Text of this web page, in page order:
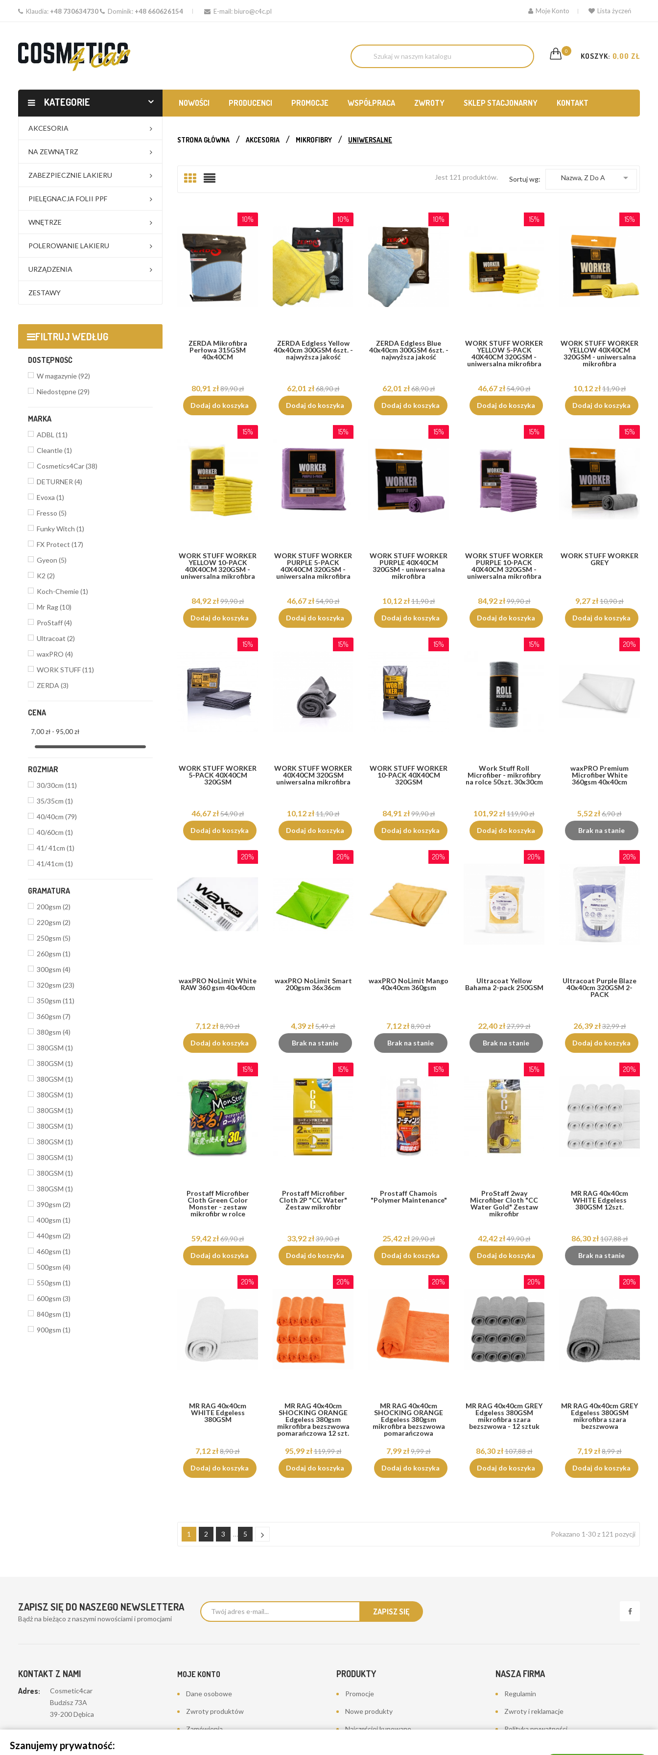
Klaudia: +48 730634730 Dominik: +48 660626154 E-mail: biuro@c4c.pl Moje Konto Lista życzeń
0
KOSZYK: 0,00 ZŁ
KATEGORIE NOWOŚCI PRODUCENCI PROMOCJE WSPÓŁPRACA ZWROTY SKLEP STACJONARNY KONTAKT
AKCESORIA
NA ZEWNĄTRZ
ZABEZPIECZNIE LAKIERU
PIELĘGNACJA FOLII PPF
WNĘTRZE
POLEROWANIE LAKIERU
URZĄDZENIA
ZESTAWY
FILTRUJ WEDŁUG
DOSTĘPNOŚĆ
W magazynie(92)
Niedostępne(29)
MARKA
ADBL (11)
Cleantle(1)
Cosmetics4Car(38)
DETURNER (4)
Evoxa (1)
Fresso (5)
Funky Witch (1)
FX Protect (17)
Gyeon (5)
K2 (2)
Koch-Chemie(1)
Mr Rag(10)
ProStaff(4)
Ultracoat (2)
waxPRO (4)
WORK STUFF(11)
ZERDA (3)
CENA
7,00 zł - 95,00 zł
ROZMIAR
30/30cm (11)
35/35cm (1)
40/40cm (79)
40/60cm (1)
41/ 41cm (1)
41/41cm (1)
GRAMATURA
200gsm (2)
220gsm (2)
250gsm (5)
260gsm (1)
300gsm (4)
320gsm (23)
350gsm (11)
360gsm (7)
380gsm (4)
380GSM (1)
380GSM (1)
380GSM (1)
380GSM (1)
380GSM (1)
380GSM (1)
380GSM (1)
380GSM (1)
380GSM (1)
380GSM (1)
390gsm (2)
400gsm (1)
440gsm (2)
460gsm (1)
500gsm (4)
550gsm (1)
600gsm (3)
840gsm (1)
900gsm (1)
STRONA GŁÓWNA AKCESORIA MIKROFIBRY UNIWERSALNE
Jest 121 produktów. Sortuj wg: Nazwa, Z Do A 
10%
ZERDA Mikrofibra
Perłowa 315GSM
40x40CM
80,91 zł89,90 zł
Dodaj do koszyka
10%
ZERDA Edgless Yellow
40x40cm 300GSM 6szt. -
najwyższa jakość
62,01 zł68,90 zł
Dodaj do koszyka
10%
ZERDA Edgless Blue
40x40cm 300GSM 6szt. -
najwyższa jakość
62,01 zł68,90 zł
Dodaj do koszyka
15%
WORK STUFF WORKER
YELLOW 5-PACK
40X40CM 320GSM -
uniwersalna mikrofibra
46,67 zł54,90 zł
Dodaj do koszyka
15%
WORK STUFF WORKER
YELLOW 40X40CM
320GSM - uniwersalna
mikrofibra
10,12 zł11,90 zł
Dodaj do koszyka
15%
WORK STUFF WORKER
YELLOW 10-PACK
40X40CM 320GSM -
uniwersalna mikrofibra
84,92 zł99,90 zł
Dodaj do koszyka
15%
WORK STUFF WORKER
PURPLE 5-PACK
40X40CM 320GSM -
uniwersalna mikrofibra
46,67 zł54,90 zł
Dodaj do koszyka
15%
WORK STUFF WORKER
PURPLE 40X40CM
320GSM - uniwersalna
mikrofibra
10,12 zł11,90 zł
Dodaj do koszyka
15%
WORK STUFF WORKER
PURPLE 10-PACK
40X40CM 320GSM -
uniwersalna mikrofibra
84,92 zł99,90 zł
Dodaj do koszyka
15%
WORK STUFF WORKER
GREY
9,27 zł10,90 zł
Dodaj do koszyka
15%
WORK STUFF WORKER
5-PACK 40X40CM
320GSM
46,67 zł54,90 zł
Dodaj do koszyka
15%
WORK STUFF WORKER
40X40CM 320GSM
uniwersalna mikrofibra
10,12 zł11,90 zł
Dodaj do koszyka
15%
WORK STUFF WORKER
10-PACK 40X40CM
320GSM
84,91 zł99,90 zł
Dodaj do koszyka
15%
Work Stuff Roll
Microfiber - mikrofibry
na rolce 50szt. 30x30cm
101,92 zł119,90 zł
Dodaj do koszyka
20%
waxPRO Premium
Microfiber White
360gsm 40x40cm
5,52 zł6,90 zł
Brak na stanie
20%
waxPRO NoLimit White
RAW 360 gsm 40x40cm
7,12 zł8,90 zł
Dodaj do koszyka
20%
waxPRO NoLimit Smart
200gsm 36x36cm
4,39 zł5,49 zł
Brak na stanie
20%
waxPRO NoLimit Mango
40x40cm 360gsm
7,12 zł8,90 zł
Brak na stanie
20%
Ultracoat Yellow
Bahama 2-pack 250GSM
22,40 zł27,99 zł
Brak na stanie
20%
Ultracoat Purple Blaze
40x40cm 320GSM 2-
PACK
26,39 zł32,99 zł
Dodaj do koszyka
15%
Prostaff Microfiber
Cloth Green Color
Monster - zestaw
mikrofibr w rolce
59,42 zł69,90 zł
Dodaj do koszyka
15%
Prostaff Microfiber
Cloth 2P "CC Water"
Zestaw mikrofibr
33,92 zł39,90 zł
Dodaj do koszyka
15%
Prostaff Chamois
"Polymer Maintenance"
25,42 zł29,90 zł
Dodaj do koszyka
15%
ProStaff 2way
Microfiber Cloth "CC
Water Gold" Zestaw
mikrofibr
42,42 zł49,90 zł
Dodaj do koszyka
20%
MR RAG 40x40cm
WHITE Edgeless
380GSM 12szt.
86,30 zł107,88 zł
Brak na stanie
20%
MR RAG 40x40cm
WHITE Edgeless
380GSM
7,12 zł8,90 zł
Dodaj do koszyka
20%
MR RAG 40x40cm
SHOCKING ORANGE
Edgeless 380gsm
mikrofibra bezszwowa
pomarańczowa 12 szt.
95,99 zł119,99 zł
Dodaj do koszyka
20%
MR RAG 40x40cm
SHOCKING ORANGE
Edgeless 380gsm
mikrofibra bezszwowa
pomarańczowa
7,99 zł9,99 zł
Dodaj do koszyka
20%
MR RAG 40x40cm GREY
Edgeless 380GSM
mikrofibra szara
bezszwowa - 12 sztuk
86,30 zł107,88 zł
Dodaj do koszyka
20%
MR RAG 40x40cm GREY
Edgeless 380GSM
mikrofibra szara
bezszwowa
7,19 zł8,99 zł
Dodaj do koszyka
1 2 3 … 5 Pokazano 1-30 z 121 pozycji
ZAPISZ SIĘ DO NASZEGO NEWSLETTERA
Bądż na bieżąco z naszymi nowościami i promocjami
KONTAKT Z NAMI
Adres:
Cosmetic4car
Budzisz 73A
39-200 Dębica
MOJE KONTO
Dane osobowe
Zwroty produktów
Zamówienia
PRODUKTY
Promocje
Nowe produkty
Najczęściej kupowane
NASZA FIRMA
Regulamin
Zwroty i reklamacje
Polityka prywatności
Szanujemy prywatność: